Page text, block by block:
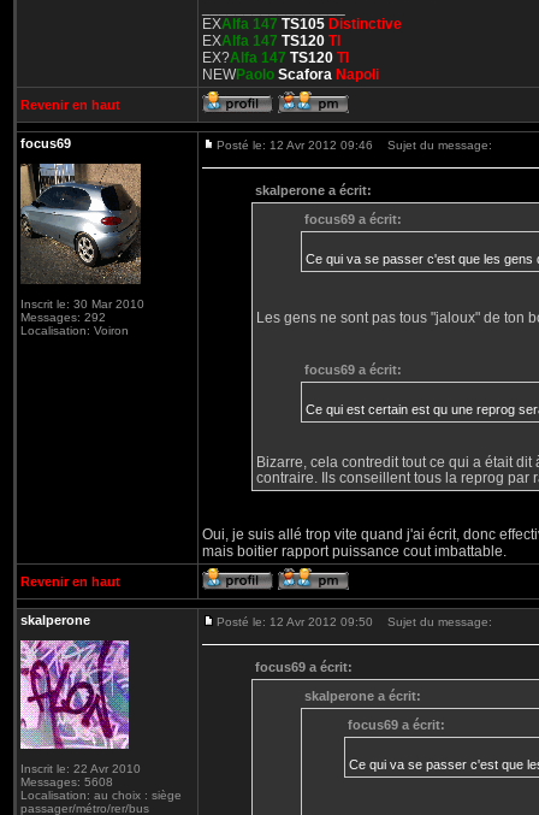
EXAlfa 147 TS105 Distinctive
EXAlfa 147 TS120 TI
EX?Alfa 147 TS120 TI
NEWPaolo Scafora Napoli
Revenir en haut
focus69
Inscrit le: 30 Mar 2010
Messages: 292
Localisation: Voiron
Posté le: 12 Avr 2012 09:46 Sujet du message:
skalperone a écrit:
focus69 a écrit:
Ce qui va se passer c'est que les gens
Les gens ne sont pas tous "jaloux" de ton
focus69 a écrit:
Ce qui est certain est qu une reprog
Bizarre, cela contredit tout ce qui a était
contraire. Ils conseillent tous la reprog par
Oui, je suis allé trop vite quand j'ai écrit, donc
mais boitier rapport puissance cout imbattable.
Revenir en haut
skalperone
Inscrit le: 22 Avr 2010
Messages: 5608
Localisation: au choix : siège
passager/métro/rer/bus
Posté le: 12 Avr 2012 09:50 Sujet du message:
focus69 a écrit:
skalperone a écrit:
focus69 a écrit:
Ce qui va se passer c'est que